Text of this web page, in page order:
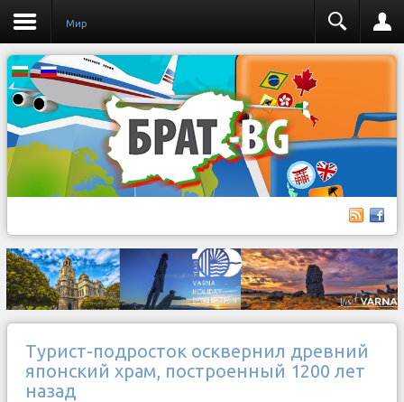
Мир
Турист-подросток осквернил древний
японский храм, построенный 1200 лет
назад